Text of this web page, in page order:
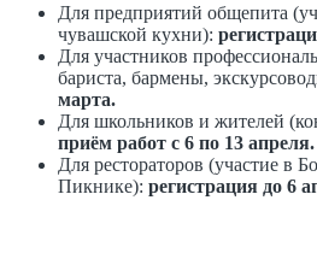
Для предприятий общепита
чувашской кухни):
Для участников
бариста, бармены,
марта.
Для школьников и жителей
приём работ с 6 по 13 апреля.
Для рестораторов (участие в
Пикнике): регистрация до 6